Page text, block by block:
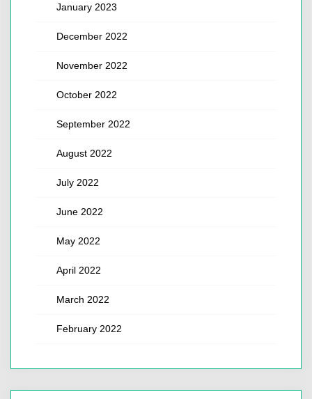
January 2023
December 2022
November 2022
October 2022
September 2022
August 2022
July 2022
June 2022
May 2022
April 2022
March 2022
February 2022